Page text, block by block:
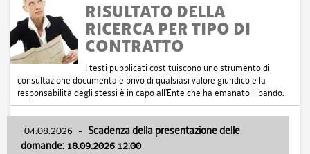
RISULTATO DELLA
RICERCA PER TIPO DI
CONTRATTO
I testi pubblicati costituiscono uno strumento di
consultazione documentale privo di qualsiasi valore giuridico e la
responsabilità degli stessi è in capo all'Ente che ha emanato il bando.
04.08.2026 - Scadenza della presentazione delle
domande: 18.09.2026 12:00